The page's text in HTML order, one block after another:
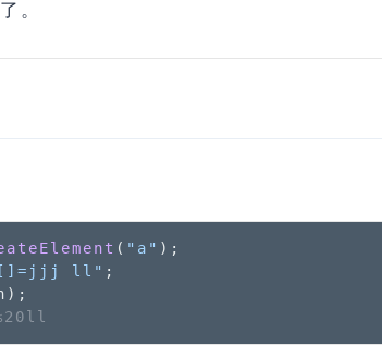
了。
( "a" );
ll"